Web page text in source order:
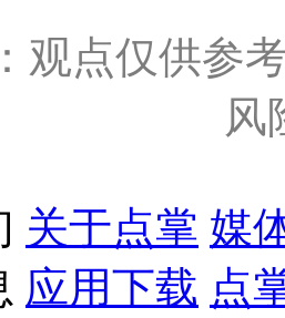
观点仅供参
风
关于点掌 媒
应用下载 点